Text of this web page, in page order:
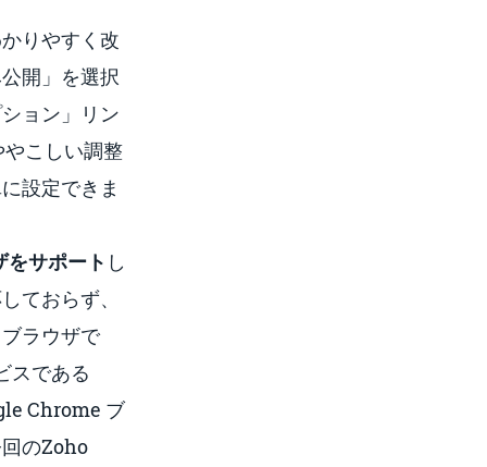
りやすく改
公開 」を選択
ョン」リン
こしい調整
設定できま
サポート し
ておらず、
ラウザで
スである
Chrome ブ
のZoho